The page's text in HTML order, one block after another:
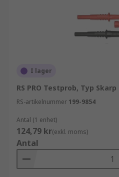
I lager
RS PRO Testprob, Typ
RS-artikelnummer 199-9854
Antal (1 enhet)
124,79 kr(exkl. moms)
Antal